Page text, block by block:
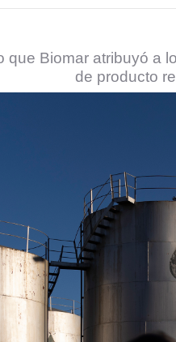
que Biomar atribuyó a
de producto